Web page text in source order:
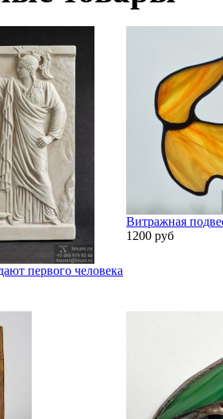
первого человека
Витражная
1200 руб